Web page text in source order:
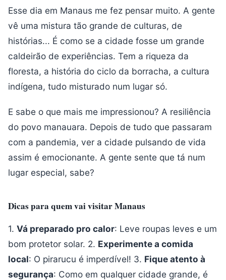
Esse dia em Manaus me fez pensar muito. A gente
vê uma mistura tão grande de culturas, de
histórias... É como se a cidade fosse um grande
caldeirão de experiências. Tem a riqueza da
floresta, a história do ciclo da borracha, a cultura
indígena, tudo misturado num lugar só.
E sabe o que mais me impressionou? A resiliência
do povo manauara. Depois de tudo que passaram
com a pandemia, ver a cidade pulsando de vida
assim é emocionante. A gente sente que tá num
lugar especial, sabe?
Dicas para quem vai visitar Manaus
1. Vá preparado pro calor: Leve roupas leves e um
bom protetor solar. 2. Experimente a comida
local: O pirarucu é imperdível! 3. Fique atento à
segurança: Como em qualquer cidade grande, é